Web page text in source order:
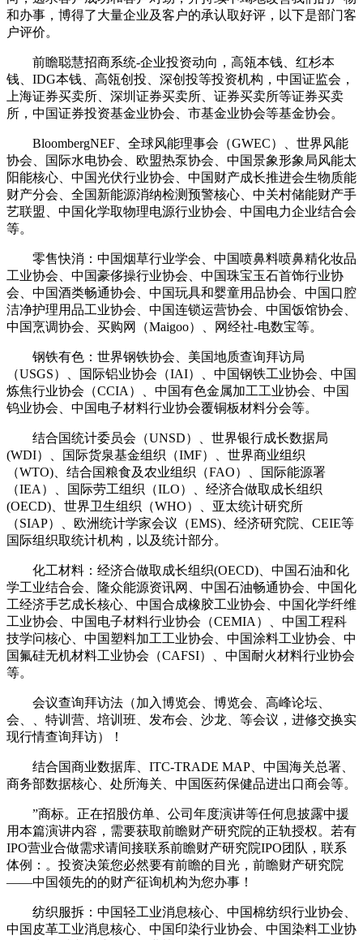
和办事，博得了大量企业及客户的承认取好评，以下是部门客
户评价。
前瞻聪慧招商系统-企业投资动向，高瓴本钱、红杉本
钱、IDG本钱、高瓴创投、深创投等投资机构，中国证监会，
上海证券买卖所、深圳证券买卖所、证券买卖所等证券买卖
所，中国证券投资基金业协会、市基金业协会等基金协会。
BloombergNEF、全球风能理事会（GWEC）、世界风能
协会、国际水电协会、欧盟热泵协会、中国景象形象局风能太
阳能核心、中国光伏行业协会、中国财产成长推进会生物质能
财产分会、全国新能源消纳检测预警核心、中关村储能财产手
艺联盟、中国化学取物理电源行业协会、中国电力企业结合会
等。
零售快消：中国烟草行业学会、中国喷鼻料喷鼻精化妆品
工业协会、中国豪侈操行业协会、中国珠宝玉石首饰行业协
会、中国酒类畅通协会、中国玩具和婴童用品协会、中国口腔
洁净护理用品工业协会、中国连锁运营协会、中国饭馆协会、
中国烹调协会、买购网（Maigoo）、网经社-电数宝等。
钢铁有色：世界钢铁协会、美国地质查询拜访局
（USGS）、国际铝业协会（IAI）、中国钢铁工业协会、中国
炼焦行业协会（CCIA）、中国有色金属加工工业协会、中国
钨业协会、中国电子材料行业协会覆铜板材料分会等。
结合国统计委员会（UNSD）、世界银行成长数据局
(WDI）、国际货泉基金组织（IMF）、世界商业组织
（WTO)、结合国粮食及农业组织（FAO）、国际能源署
（IEA）、国际劳工组织（ILO）、经济合做取成长组织
(OECD)、世界卫生组织（WHO）、亚太统计研究所
（SIAP）、欧洲统计学家会议（EMS)、经济研究院、CEIE等
国际组织取统计机构，以及统计部分。
化工材料：经济合做取成长组织(OECD)、中国石油和化
学工业结合会、隆众能源资讯网、中国石油畅通协会、中国化
工经济手艺成长核心、中国合成橡胶工业协会、中国化学纤维
工业协会、中国电子材料行业协会（CEMIA）、中国工程科
技学问核心、中国塑料加工工业协会、中国涂料工业协会、中
国氟硅无机材料工业协会（CAFSI）、中国耐火材料行业协会
等。
会议查询拜访法（加入博览会、博览会、高峰论坛、
会、、特训营、培训班、发布会、沙龙、等会议，进修交换实
现行情查询拜访）！
结合国商业数据库、ITC-TRADE MAP、中国海关总署、
商务部数据核心、处所海关、中国医药保健品进出口商会等。
”商标。正在招股仿单、公司年度演讲等任何息披露中援
用本篇演讲内容，需要获取前瞻财产研究院的正轨授权。若有
IPO营业合做需求请间接联系前瞻财产研究院IPO团队，联系
体例：。投资决策您必然要有前瞻的目光，前瞻财产研究院
——中国领先的的财产征询机构为您办事！
纺织服拆：中国轻工业消息核心、中国棉纺织行业协会、
中国皮革工业消息核心、中国印染行业协会、中国染料工业协